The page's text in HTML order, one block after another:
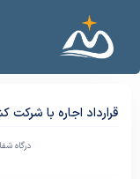
قرارداد اجاره با
درگاه